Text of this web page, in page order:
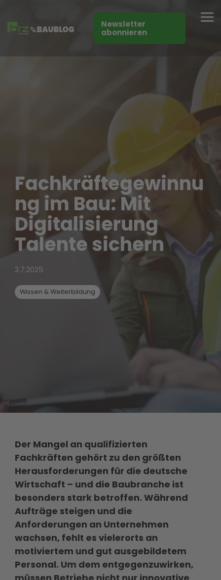
the
main
Newsletter
abonnieren
Fachkräftegewinnu
ng im Bau: Mit
Digitalisierung
Talente sichern
3.7.2025
Wissen & Weiterbildung
Der Mangel an qualifizierten
Fachkräften gehört zu den größten
Herausforderungen für die deutsche
Wirtschaft – und die Baubranche ist
besonders stark betroffen. Während
Aufträge steigen und die
Anforderungen an Unternehmen
wachsen, fehlt es vielerorts an
motiviertem und gut ausgebildetem
Personal. Um dem entgegenzuwirken,